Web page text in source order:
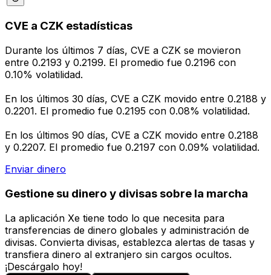
CVE a CZK estadísticas
Durante los últimos 7 días, CVE a CZK se movieron
entre 0.2193 y 0.2199. El promedio fue 0.2196 con
0.10% volatilidad.
En los últimos 30 días, CVE a CZK movido entre 0.2188 y
0.2201. El promedio fue 0.2195 con 0.08% volatilidad.
En los últimos 90 días, CVE a CZK movido entre 0.2188
y 0.2207. El promedio fue 0.2197 con 0.09% volatilidad.
Enviar dinero
Gestione su dinero y divisas sobre la marcha
La aplicación Xe tiene todo lo que necesita para
transferencias de dinero globales y administración de
divisas. Convierta divisas, establezca alertas de tasas y
transfiera dinero al extranjero sin cargos ocultos.
¡Descárgalo hoy!